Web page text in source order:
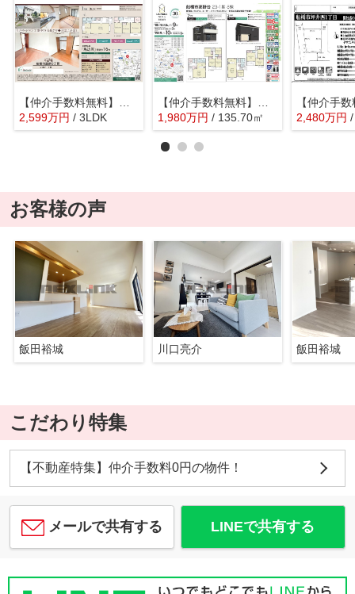
【仲介手数料無料】船橋市藤原 中古戸建て
2,599万円 / 3LDK
【仲介手数料無料】船橋市高野台 建築条件なし売地
1,980万円 / 135.70㎡ 2,480万円
お客様の声
飯田裕城 川口亮介 飯田裕城
こだわり特集
【不動産特集】仲介手数料0円の物件！
メールで共有する LINEで共有する